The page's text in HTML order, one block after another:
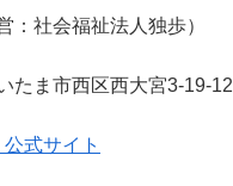
：社会福祉法人独歩）
たま市西区西大宮3-19-12
式サイト